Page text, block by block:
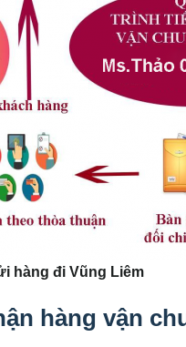
hàng đi Vũng Liêm
hàng vận